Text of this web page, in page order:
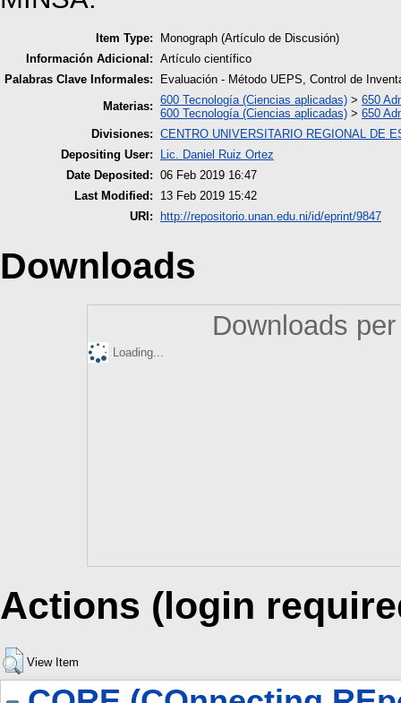
Item Type:
Monograph (Artículo de Discusión)
Información Adicional: Artículo científico
Palabras Clave Informales:
Evaluación - Método UEPS, Control de
Materias: 600 Tecnología (Ciencias aplicadas) > 650
600 Tecnología (Ciencias aplicadas) > 650
Divisiones: CENTRO UNIVERSITARIO REGIONAL DE
Depositing User:
Lic. Daniel Ruiz Ortez
Date Deposited: 06 Feb 2019 16:47
Last Modified:
13 Feb 2019 15:42
URI:
http://repositorio.unan.edu.ni/id/eprint/9847
Downloads
Downloads
Loading...
Actions (login
View Item